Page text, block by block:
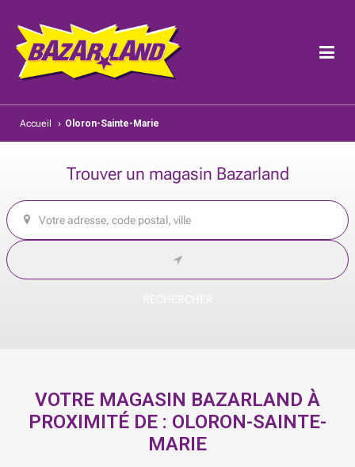
Accueil › Oloron-Sainte-Marie
Trouver un magasin Bazarland
VOTRE MAGASIN BAZARLAND À
PROXIMITÉ DE : OLORON-SAINTE-
MARIE